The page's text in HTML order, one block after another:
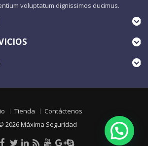
voluptatum dignissimos ducimus.
Tienda
Contáctenos
2026Máxima Seguridad